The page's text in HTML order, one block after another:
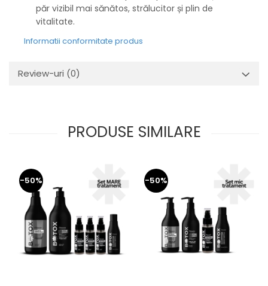
păr vizibil mai sănătos, strălucitor și plin de
vitalitate.
Informatii conformitate produs
Review-uri (0)
PRODUSE SIMILARE
-50% -50%